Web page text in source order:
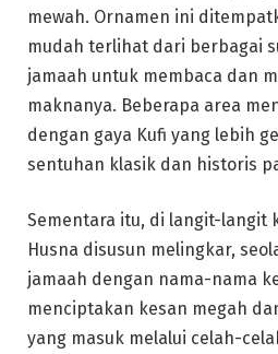
mewah. Ornamen ini
mudah terlihat dari berbagai
jamaah untuk membaca dan
maknanya. Beberapa area
dengan gaya Kufi yang lebih
sentuhan klasik dan historis
Sementara itu, di langit-langit
Husna disusun melingkar,
jamaah dengan nama-nama
menciptakan kesan megah
yang masuk melalui celah-